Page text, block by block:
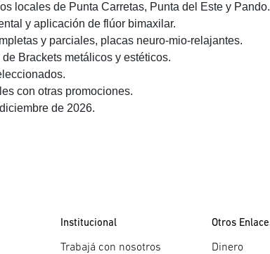
locales de Punta Carretas, Punta del Este y Pando.
y aplicación de flúor bimaxilar.
y parciales, placas neuro-mio-relajantes.
Brackets metálicos y estéticos.
con otras promociones.
de 2026.
Institucional
Trabajá con nosotros
Otros
Dinero